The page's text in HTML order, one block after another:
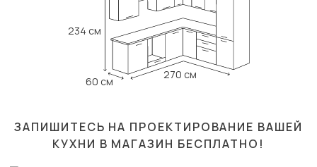
270 см
234 см
60 см
ЗАПИШИТЕСЬ НА ПРОЕКТИРОВАНИЕ ВАШЕЙ
КУХНИ В МАГАЗИН БЕСПЛАТНО!